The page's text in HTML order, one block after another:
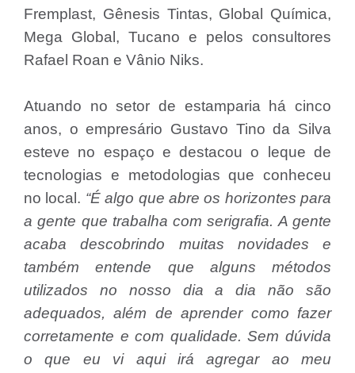
Fremplast, Gênesis Tintas, Global Química,
Mega Global, Tucano e pelos consultores
Rafael Roan e Vânio Niks.
Atuando no setor de estamparia há cinco
anos, o empresário Gustavo Tino da Silva
esteve no espaço e destacou o leque de
tecnologias e metodologias que conheceu
no local. “É algo que abre os horizontes para
a gente que trabalha com serigrafia. A gente
acaba descobrindo muitas novidades e
também entende que alguns métodos
utilizados no nosso dia a dia não são
adequados, além de aprender como fazer
corretamente e com qualidade. Sem dúvida
o que eu vi aqui irá agregar ao meu